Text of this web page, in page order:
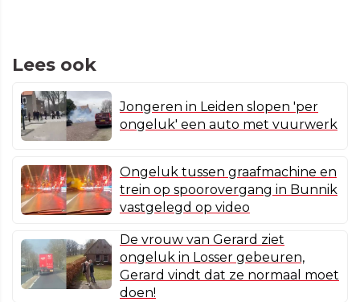
Lees ook
Jongeren in Leiden slopen 'per
ongeluk' een auto met vuurwerk
Ongeluk tussen graafmachine en
trein op spoorovergang in Bunnik
vastgelegd op video
De vrouw van Gerard ziet
ongeluk in Losser gebeuren,
Gerard vindt dat ze normaal moet
doen!